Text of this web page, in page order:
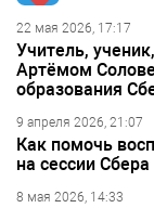
22 мая 2026, 17:17
Учитель,
Артёмом
образования
9 апреля 2026, 21:07
Как помочь
на сессии
8 мая 2026, 14:33